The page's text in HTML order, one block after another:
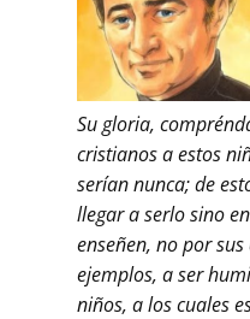
Su gloria,
cristianos a estos
serían nunca; de
llegar a serlo sino
enseñen, no por
ejemplos, a ser
niños, a los cuales